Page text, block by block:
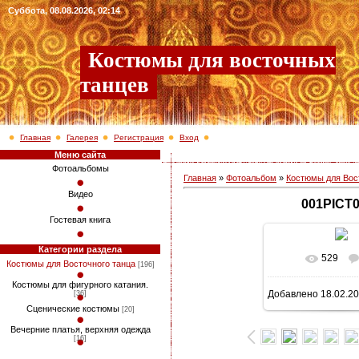
Суббота, 08.08.2026, 02:14
Костюмы для восточных
танцев
Главная Галерея Регистрация Вход
Меню сайта
Фотоальбомы
Видео
Гостевая книга
Категории раздела
Костюмы для Восточного танца [196]
Костюмы для фигурного катания.
[36]
Сценические костюмы [20]
Вечерние платья, верхняя одежда
[16]
Главная » Фотоальбом » Костюмы для
В
960x1349/
529
Добавлено